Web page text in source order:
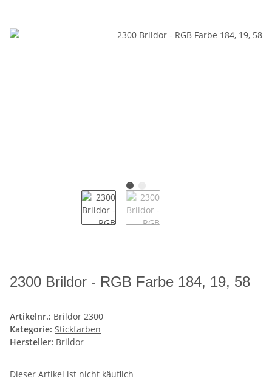
2300 Brildor - RGB Farbe 184, 19, 58
Artikelnr.: Brildor 2300
Kategorie: Stickfarben
Hersteller: Brildor
Dieser Artikel ist nicht käuflich